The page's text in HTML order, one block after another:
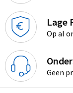
Lage
Op al
Geen